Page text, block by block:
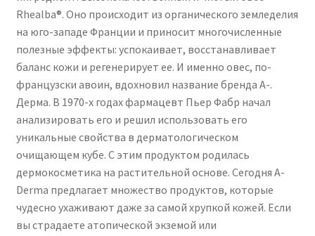
Rhealba®. Оно происходит из органического земледелия
на юго-западе Франции и приносит многочисленные
полезные эффекты: успокаивает, восстанавливает
баланс кожи и регенерирует ее. И именно овес, по-
французски авоин, вдохновил название бренда A-.
Дерма. В 1970-х годах фармацевт Пьер Фабр начал
анализировать его и решил использовать его
уникальные свойства в дерматологическом
очищающем кубе. С этим продуктом родилась
дермокосметика на растительной основе. Сегодня A-
Derma предлагает множество продуктов, которые
чудесно ухаживают даже за самой хрупкой кожей. Если
вы страдаете атопической экземой или